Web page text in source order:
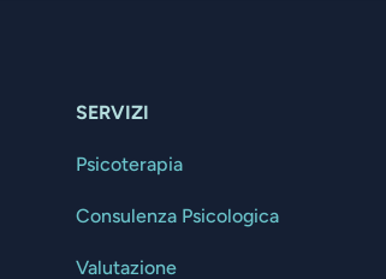
SERVIZI
Psicoterapia
Consulenza Psicologica
Valutazione